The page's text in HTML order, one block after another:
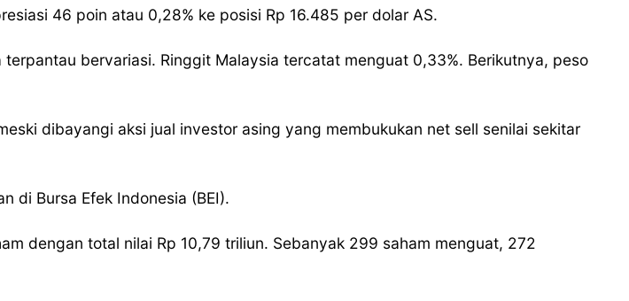
46 poin atau 0,28% ke posisi Rp 16.485 per dolar AS.
bervariasi. Ringgit Malaysia tercatat menguat 0,33%. Berikutnya, peso
dibayangi aksi jual investor asing yang membukukan net sell senilai sekitar
di Bursa Efek Indonesia (BEI).
dengan total nilai Rp 10,79 triliun. Sebanyak 299 saham menguat, 272